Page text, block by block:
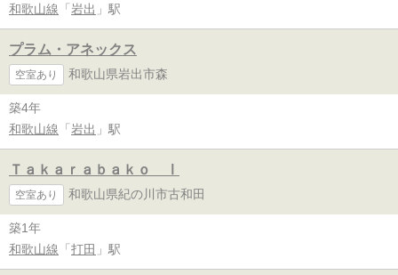
和歌山線 「 岩出 」駅
プラム・アネックス
空室あり 和歌山県岩出市森
築4年
和歌山線 「 岩出 」駅
Ｔａｋａｒａｂａｋｏ Ⅰ
空室あり 和歌山県紀の川市古和田
築1年
和歌山線 「 打田 」駅